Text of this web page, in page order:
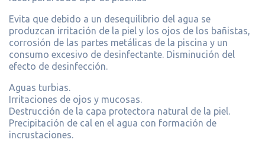
Evita que debido a un desequilibrio del agua se
produzcan irritación de la piel y los ojos de los bañistas,
corrosión de las partes metálicas de la piscina y un
consumo excesivo de desinfectante. Disminución del
efecto de desinfección.
Aguas turbias.
Irritaciones de ojos y mucosas.
Destrucción de la capa protectora natural de la piel.
Precipitación de cal en el agua con formación de
incrustaciones.